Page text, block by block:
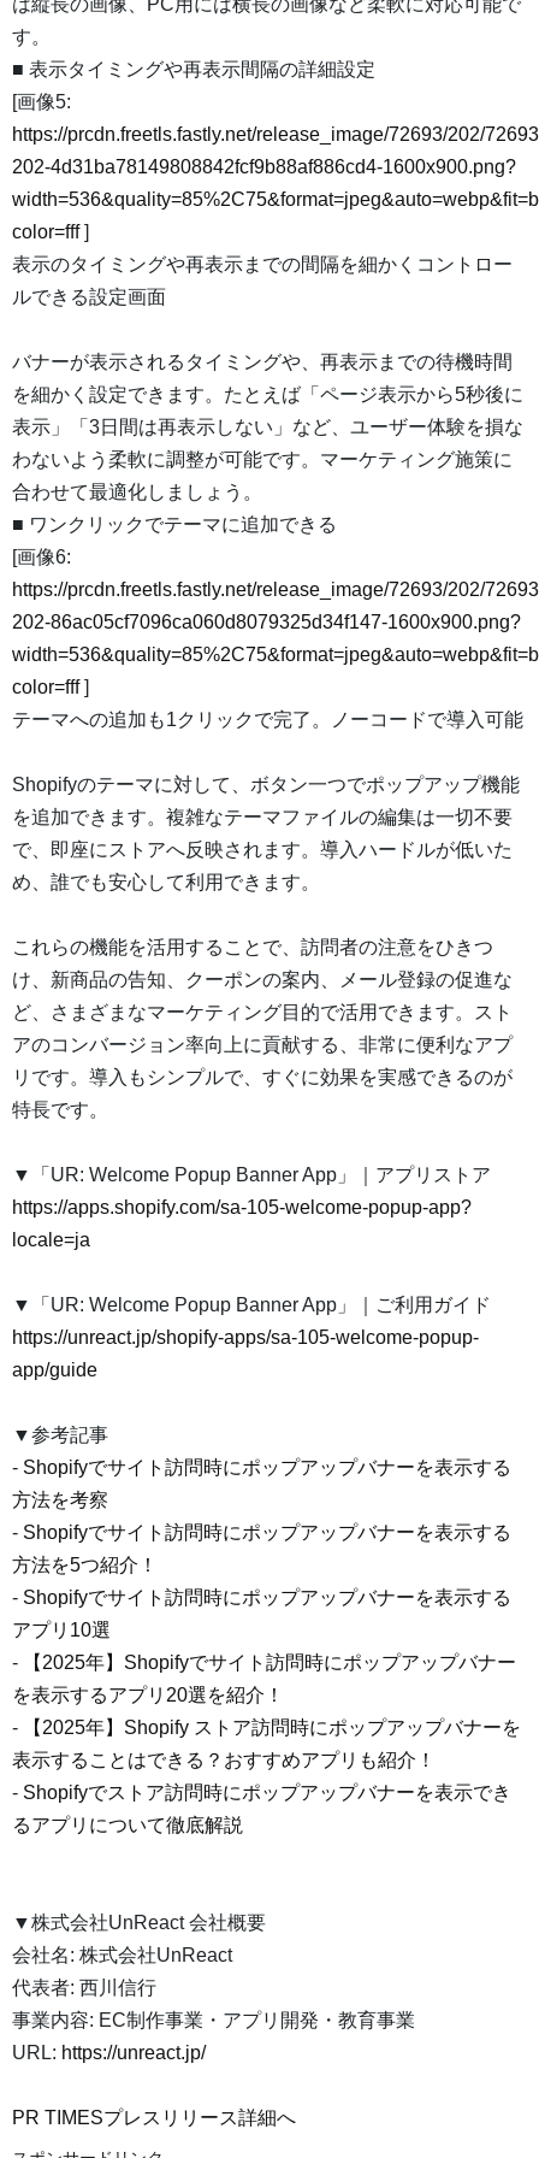
は縦長の画像、PC用には横長の画像など柔軟に対応可能で
す。
■ 表示タイミングや再表示間隔の詳細設定
[画像5:
https://prcdn.freetls.fastly.net/release_image/72693/202/
202-4d31ba78149808842fcf9b88af886cd4-1600x900.png?
color=fff]
表示のタイミングや再表示までの間隔を細かくコントロー
ルできる設定画面
バナーが表示されるタイミングや、再表示までの待機時間
を細かく設定できます。たとえば「ページ表示から5秒後に
表示」「3日間は再表示しない」など、ユーザー体験を損な
わないよう柔軟に調整が可能です。マーケティング施策に
合わせて最適化しましょう。
■ ワンクリックでテーマに追加できる
[画像6:
https://prcdn.freetls.fastly.net/release_image/72693/202/
202-86ac05cf7096ca060d8079325d34f147-1600x900.png?
color=fff]
テーマへの追加も1クリックで完了。ノーコードで導入可能
Shopifyのテーマに対して、ボタン一つでポップアップ機能
を追加できます。複雑なテーマファイルの編集は一切不要
で、即座にストアへ反映されます。導入ハードルが低いた
め、誰でも安心して利用できます。
これらの機能を活用することで、訪問者の注意をひきつ
け、新商品の告知、クーポンの案内、メール登録の促進な
ど、さまざまなマーケティング目的で活用できます。スト
アのコンバージョン率向上に貢献する、非常に便利なアプ
リです。導入もシンプルで、すぐに効果を実感できるのが
特長です。
▼「UR: Welcome Popup Banner App」｜アプリストア
https://apps.shopify.com/sa-105-welcome-popup-app?
locale=ja
▼「UR: Welcome Popup Banner App」｜ご利用ガイド
https://unreact.jp/shopify-apps/sa-105-welcome-popup-
app/guide
▼参考記事
- Shopifyでサイト訪問時にポップアップバナーを表示する
方法を考察
- Shopifyでサイト訪問時にポップアップバナーを表示する
方法を5つ紹介！
- Shopifyでサイト訪問時にポップアップバナーを表示する
アプリ10選
-
【2025年】Shopifyでサイト訪問時にポップアップバナー
を表示するアプリ20選を紹介！
-
【2025年】Shopify ストア訪問時にポップアップバナーを
表示することはできる？おすすめアプリも紹介！
- Shopifyでストア訪問時にポップアップバナーを表示でき
るアプリについて徹底解説
▼株式会社UnReact 会社概要
会社名: 株式会社UnReact
代表者: 西川信行
事業内容: EC制作事業・アプリ開発・教育事業
URL: https://unreact.jp/
PR TIMESプレスリリース詳細へ